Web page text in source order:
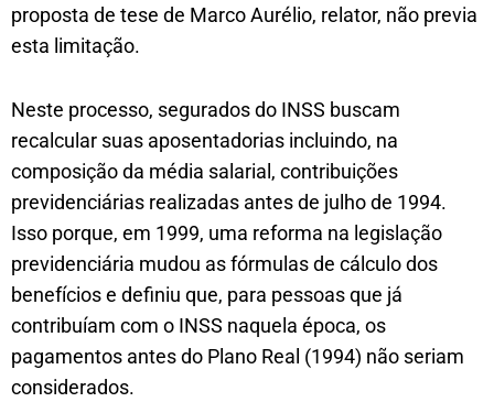
proposta de tese de Marco Aurélio, relator, não previa
esta limitação.
Neste processo, segurados do INSS buscam
recalcular suas aposentadorias incluindo, na
composição da média salarial, contribuições
previdenciárias realizadas antes de julho de 1994.
Isso porque, em 1999, uma reforma na legislação
previdenciária mudou as fórmulas de cálculo dos
benefícios e definiu que, para pessoas que já
contribuíam com o INSS naquela época, os
pagamentos antes do Plano Real (1994) não seriam
considerados.